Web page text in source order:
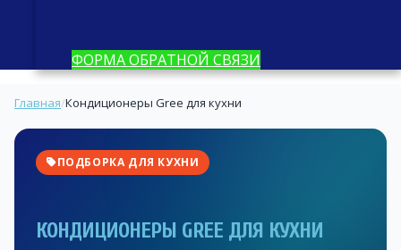
ФОРМА ОБРАТНОЙ СВЯЗИ
Главная/Кондиционеры Gree для кухни
ПОДБОРКА ДЛЯ КУХНИ
КОНДИЦИОНЕРЫ GREE ДЛЯ КУХНИ